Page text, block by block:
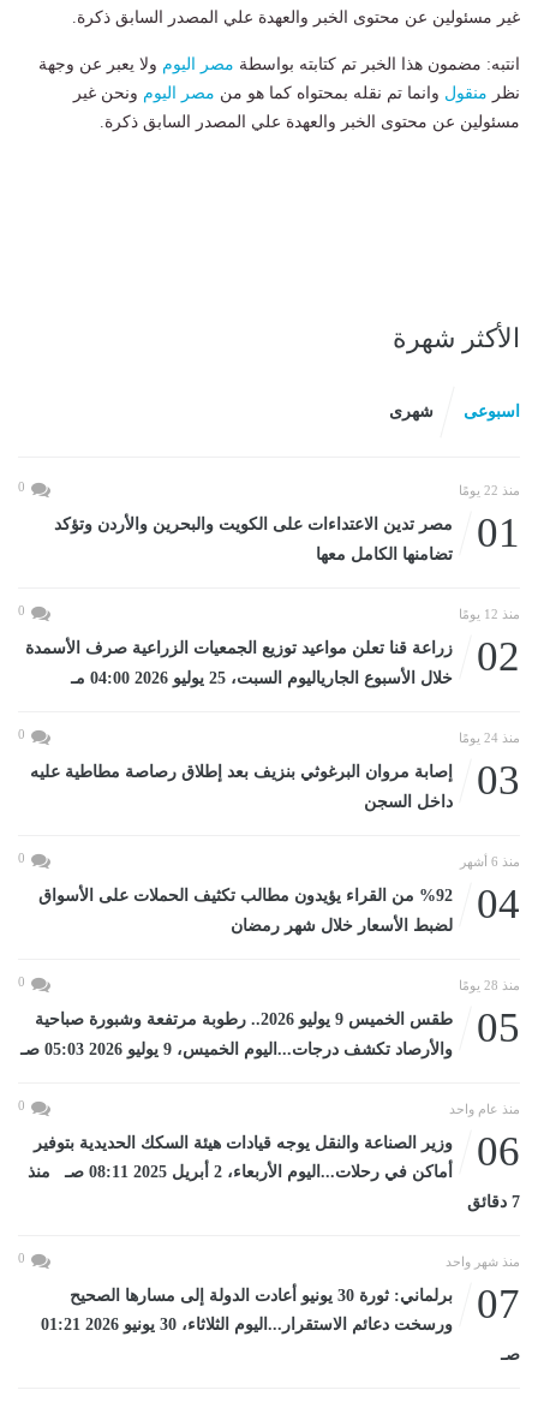
غير مسئولين عن محتوى الخبر والعهدة علي المصدر السابق ذكرة.
انتبه: مضمون هذا الخبر تم كتابته بواسطة مصر اليوم ولا يعبر عن وجهة
نظر منقول وانما تم نقله بمحتواه كما هو من مصر اليوم ونحن غير
مسئولين عن محتوى الخبر والعهدة علي المصدر السابق ذكرة.
الأكثر شهرة
اسبوعى شهرى
منذ 22 يومًا 0
01
مصر تدين الاعتداءات على الكويت والبحرين والأردن وتؤكد
تضامنها الكامل معها
منذ 12 يومًا 0
02
زراعة قنا تعلن مواعيد توزيع الجمعيات الزراعية صرف الأسمدة
خلال الأسبوع الجارياليوم السبت، 25 يوليو 2026 04:00 مـ
منذ 24 يومًا 0
03
إصابة مروان البرغوثي بنزيف بعد إطلاق رصاصة مطاطية عليه
داخل السجن
منذ 6 أشهر 0
04
%92 من القراء يؤيدون مطالب تكثيف الحملات على الأسواق
لضبط الأسعار خلال شهر رمضان
منذ 28 يومًا 0
05
طقس الخميس 9 يوليو 2026.. رطوبة مرتفعة وشبورة صباحية
والأرصاد تكشف درجات...اليوم الخميس، 9 يوليو 2026 05:03 صـ
منذ عام واحد 0
06
وزير الصناعة والنقل يوجه قيادات هيئة السكك الحديدية بتوفير
أماكن في رحلات...اليوم الأربعاء، 2 أبريل 2025 08:11 صـ منذ
7 دقائق
منذ شهر واحد 0
07
برلماني: ثورة 30 يونيو أعادت الدولة إلى مسارها الصحيح
ورسخت دعائم الاستقرار...اليوم الثلاثاء، 30 يونيو 2026 01:21
صـ